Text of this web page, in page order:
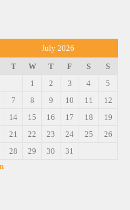
July 2026
T W T F S
S
1
2 3 4
5
7 8 9 10 11
12
14 15 16 17 18
19
21 22 23 24 25
26
28 29 30
31